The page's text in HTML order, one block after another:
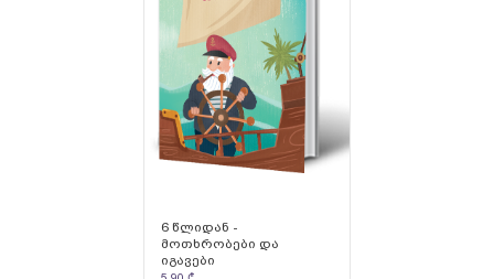
6 წლიდან -
მოთხრობები და
იგავები